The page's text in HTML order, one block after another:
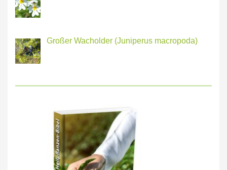
Großer Wacholder (Juniperus macropoda)